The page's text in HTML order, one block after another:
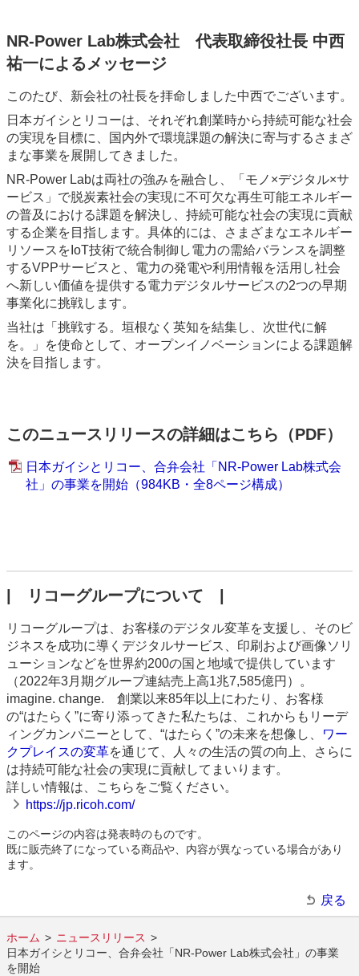
NR-Power Lab株式会社 代表取締役社長 中西
祐一によるメッセージ
このたび、新会社の社長を拝命しました中西でございます。
日本ガイシとリコーは、それぞれ創業時から持続可能な社会
の実現を目標に、国内外で環境課題の解決に寄与するさまざ
まな事業を展開してきました。
NR-Power Labは両社の強みを融合し、「モノ×デジタル×サ
ービス」で脱炭素社会の実現に不可欠な再生可能エネルギー
の普及における課題を解決し、持続可能な社会の実現に貢献
する企業を目指します。具体的には、さまざまなエネルギー
リソースをIoT技術で統合制御し電力の需給バランスを調整
するVPPサービスと、電力の発電や利用情報を活用し社会
へ新しい価値を提供する電力デジタルサービスの2つの早期
事業化に挑戦します。
当社は「挑戦する。垣根なく英知を結集し、次世代に解
を。」を使命として、オープンイノベーションによる課題解
決を目指します。
このニュースリリースの詳細はこちら（PDF）
日本ガイシとリコー、合弁会社「NR-Power Lab株式会
社」の事業を開始（984KB・全8ページ構成）
| リコーグループについて |
リコーグループは、お客様のデジタル変革を支援し、そのビ
ジネスを成功に導くデジタルサービス、印刷および画像ソリ
ューションなどを世界約200の国と地域で提供しています
（2022年3月期グループ連結売上高1兆7,585億円）。
imagine. change. 創業以来85年以上にわたり、お客様
の“はたらく”に寄り添ってきた私たちは、これからもリーデ
ィングカンパニーとして、“はたらく”の未来を想像し、
ワー
クプレイスの変革を通じて、人々の生活の質の向上、さらに
は持続可能な社会の実現に貢献してまいります。
詳しい情報は、こちらをご覧ください。
https://jp.ricoh.com/
このページの内容は発表時のものです。
既に販売終了になっている商品や、内容が異なっている場合があり
ます。
戻る
ホーム
ニュースリリース
日本ガイシとリコー、合弁会社「NR-Power Lab株式会社」の事業
を開始